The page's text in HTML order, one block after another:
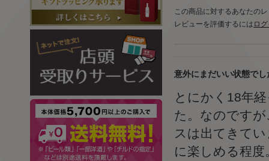
この商品に対するあなたの
レビューを評価するには ロ
意外にまだいい状態でし
とにかく18年
た。なのです
スは出てきて
に楽しめる程